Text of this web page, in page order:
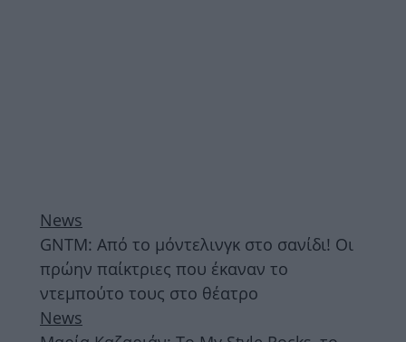
News
GNTM: Από το μόντελινγκ στο σανίδι! Οι
πρώην παίκτριες που έκαναν το
ντεμπούτο τους στο θέατρο
News